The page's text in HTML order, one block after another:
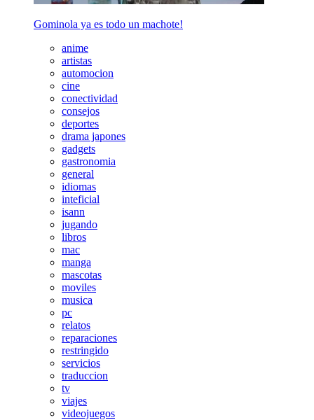
Gominola ya es todo un machote!
anime
artistas
automocion
cine
conectividad
consejos
deportes
drama japones
gadgets
gastronomia
general
idiomas
inteficial
isann
jugando
libros
mac
manga
mascotas
moviles
musica
pc
relatos
reparaciones
restringido
servicios
traduccion
tv
viajes
videojuegos